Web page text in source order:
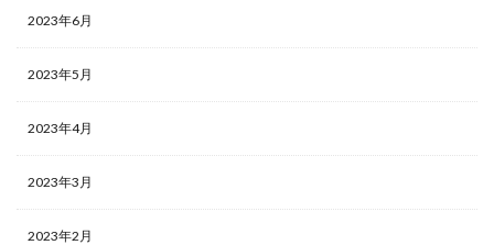
2023年6月
2023年5月
2023年4月
2023年3月
2023年2月